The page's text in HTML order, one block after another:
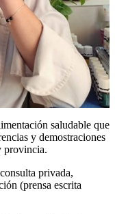
saludable que
y demostraciones
provincia.
privada,
(prensa escrita